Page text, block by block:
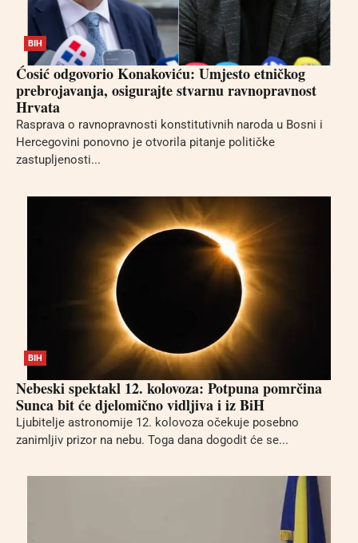
BIH
Ćosić odgovorio Konakoviću: Umjesto etničkog
prebrojavanja, osigurajte stvarnu ravnopravnost
Hrvata
Rasprava o ravnopravnosti konstitutivnih naroda u Bosni i
Hercegovini ponovno je otvorila pitanje političke
zastupljenosti...
BIH
Nebeski spektakl 12. kolovoza: Potpuna pomrčina
Sunca bit će djelomično vidljiva i iz BiH
Ljubitelje astronomije 12. kolovoza očekuje posebno
zanimljiv prizor na nebu. Toga dana dogodit će se...